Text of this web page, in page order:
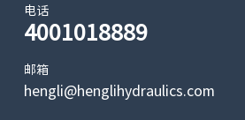
电话
4001018889
邮箱
hengli@henglihydraulics.com